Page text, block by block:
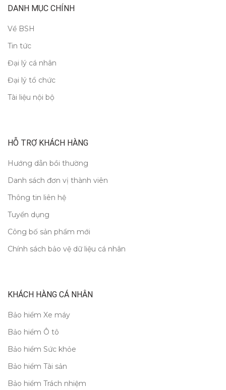
DANH MỤC CHÍNH
Về BSH
Tin tức
Đại lý cá nhân
Đại lý tổ chức
Tài liệu nội bộ
HỖ TRỢ KHÁCH HÀNG
Hướng dẫn bồi thường
Danh sách đơn vị thành viên
Thông tin liên hệ
Tuyển dụng
Công bố sản phẩm mới
Chính sách bảo vệ dữ liệu cá nhân
KHÁCH HÀNG CÁ NHÂN
Bảo hiểm Xe máy
Bảo hiểm Ô tô
Bảo hiểm Sức khỏe
Bảo hiểm Tài sản
Bảo hiểm Trách nhiệm